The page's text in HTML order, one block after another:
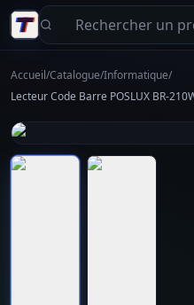
Aller au contenu principal
Accueil/Catalogue/Informatique/